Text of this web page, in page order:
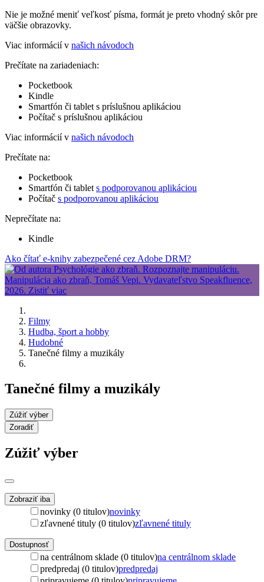
Nie je možné meniť veľkosť písma, formát je preto vhodný skôr pre
väčšie obrazovky.
Viac informácií v našich návodoch
Prečítate na zariadeniach:
Pocketbook
Kindle
Smartfón či tablet s príslušnou aplikáciou
Počítač s príslušnou aplikáciou
Viac informácií v našich návodoch
Prečítate na:
Pocketbook
Smartfón či tablet s podporovanou aplikáciou
Počítač s podporovanou aplikáciou
Neprečítate na:
Kindle
Ako čítať e-knihy zabezpečené cez Adobe DRM?
Filmy
Hudba, šport a hobby
Hudobné
Tanečné filmy a muzikály
Tanečné filmy a muzikály
Zúžiť výber
Zoradiť
Zúžiť výber
Zobraziť iba
novinky (0 titulov)novinky
zľavnené tituly (0 titulov)zľavnené tituly
Dostupnosť
na centrálnom sklade (0 titulov)na centrálnom sklade
predpredaj (0 titulov)predpredaj